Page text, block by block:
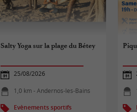
Salty Yoga sur la plage du Bétey
25/08/2026
1,0 km - Andernos-les-Bains
Evènements sportifs